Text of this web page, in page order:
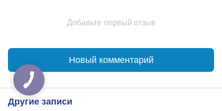
Добавьте первый отзыв
Новый комментарий
Другие записи